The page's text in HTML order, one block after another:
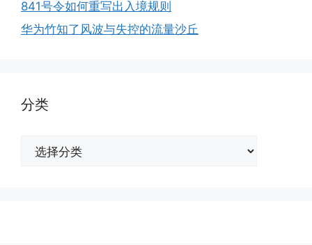
841号令如何重写出入境规则
华为竹知了风波与失控的流量沙丘
分类